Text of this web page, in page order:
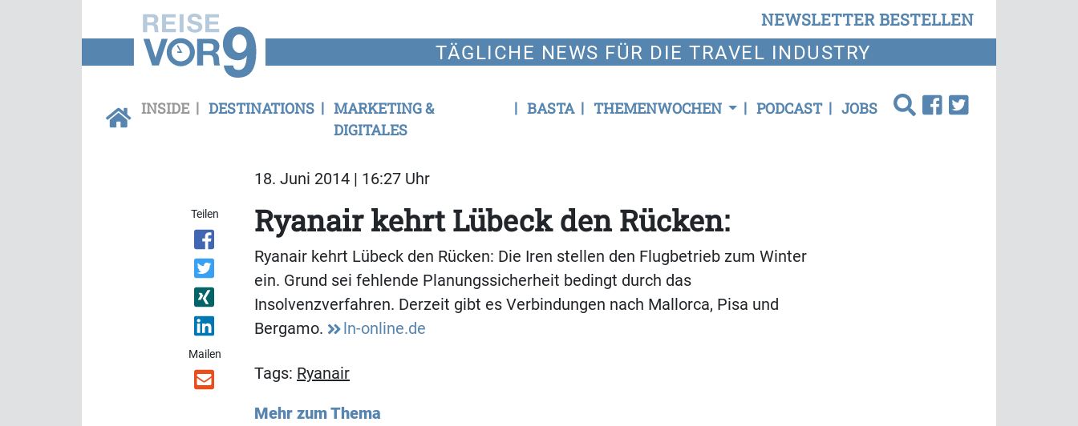
NEWSLETTER BESTELLEN
TÄGLICHE NEWS FÜR DIE TRAVEL INDUSTRY
INSIDE DESTINATIONS
MARKETING &
DIGITALES
BASTA THEMENWOCHEN PODCAST JOBS
18. Juni 2014 | 16:27 Uhr
Teilen
Mailen
Ryanair kehrt Lübeck den Rücken:
Ryanair kehrt Lübeck den Rücken: Die Iren stellen den Flugbetrieb zum Winter
ein. Grund sei fehlende Planungssicherheit bedingt durch das
Insolvenzverfahren. Derzeit gibt es Verbindungen nach Mallorca, Pisa und
Bergamo.
ln-online.de
Tags: Ryanair
Mehr zum Thema